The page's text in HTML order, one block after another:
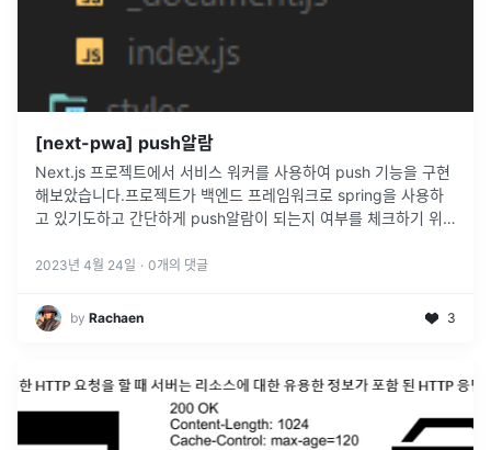
[next-pwa] push알람
Next.js 프로젝트에서 서비스 워커를 사용하여 push 기능을 구현
해보았습니다.프로젝트가 백엔드 프레임워크로 spring을 사용하
고 있기도하고 간단하게 push알람이 되는지 여부를 체크하기 위
드를 이 ...
2023년 4월 24일 · 0개의 댓글
by Rachaen 3